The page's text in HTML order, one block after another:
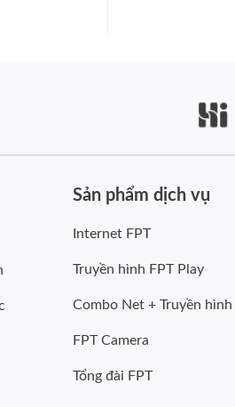
Sản phẩm dịch vụ
Internet FPT
Truyền hình FPT Play
Combo Net + Truyền hình
FPT Camera
Tổng đài FPT